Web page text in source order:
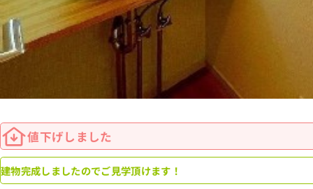
値下げしました
建物完成しましたのでご見学頂けます！